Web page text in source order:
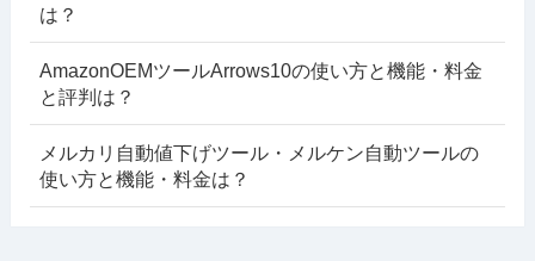
は？
AmazonOEMツールArrows10の使い方と機能・料金
と評判は？
メルカリ自動値下げツール・メルケン自動ツールの
使い方と機能・料金は？